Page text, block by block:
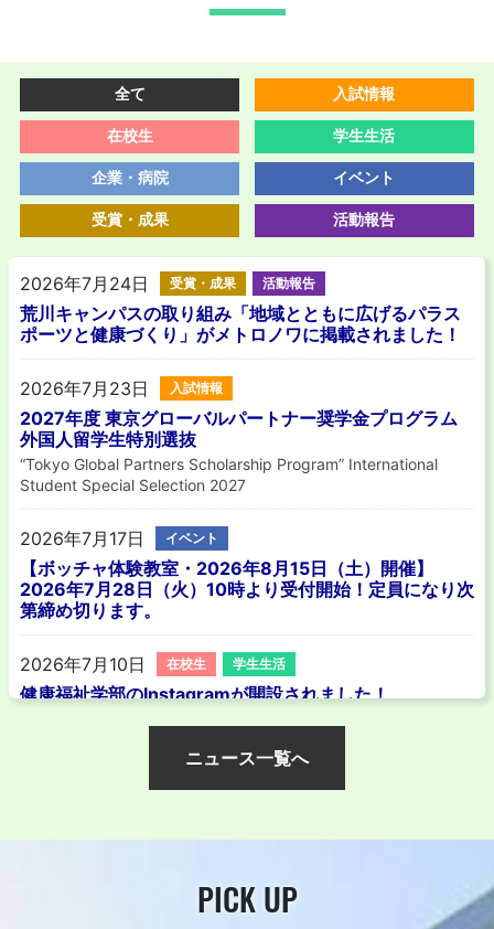
全て 入試情報
在校生 学生生活
企業・病院 イベント
受賞・成果 活動報告
2026年7月24日 受賞・成果 活動報告
荒川キャンパスの取り組み「地域とともに広げるパラス
ポーツと健康づくり」がメトロノワに掲載されました！
2026年7月23日 入試情報
2027年度 東京グローバルパートナー奨学金プログラム
外国人留学生特別選抜
“Tokyo Global Partners Scholarship Program” International
Student Special Selection 2027
2026年7月17日 イベント
【ボッチャ体験教室・2026年8月15日（土）開催】
2026年7月28日（火）10時より受付開始！定員になり次
第締め切ります。
2026年7月10日 在校生 学生生活
健康福祉学部のInstagramが開設されました！
活動報告
都立大Channelにパラスポーツ関連の動画が掲載されま
ニュース一覧へ
PICK UP